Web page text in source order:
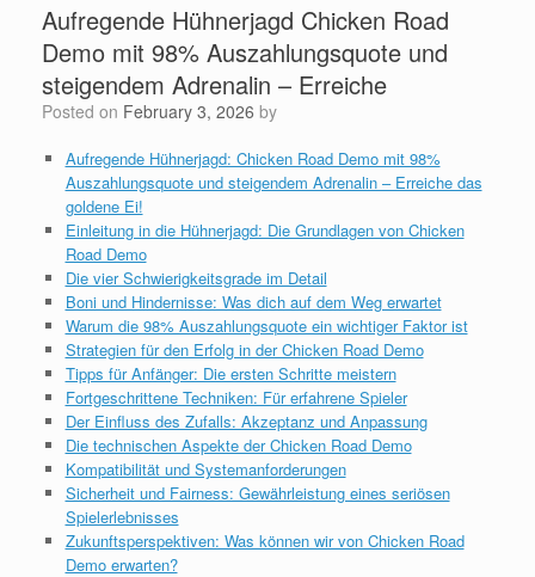
Aufregende Hühnerjagd Chicken Road
Demo mit 98% Auszahlungsquote und
steigendem Adrenalin – Erreiche
Posted on February 3, 2026 by
Aufregende Hühnerjagd: Chicken Road Demo mit 98%
Auszahlungsquote und steigendem Adrenalin – Erreiche das
goldene Ei!
Einleitung in die Hühnerjagd: Die Grundlagen von Chicken
Road Demo
Die vier Schwierigkeitsgrade im Detail
Boni und Hindernisse: Was dich auf dem Weg erwartet
Warum die 98% Auszahlungsquote ein wichtiger Faktor ist
Strategien für den Erfolg in der Chicken Road Demo
Tipps für Anfänger: Die ersten Schritte meistern
Fortgeschrittene Techniken: Für erfahrene Spieler
Der Einfluss des Zufalls: Akzeptanz und Anpassung
Die technischen Aspekte der Chicken Road Demo
Kompatibilität und Systemanforderungen
Sicherheit und Fairness: Gewährleistung eines seriösen
Spielerlebnisses
Zukunftsperspektiven: Was können wir von Chicken Road
Demo erwarten?